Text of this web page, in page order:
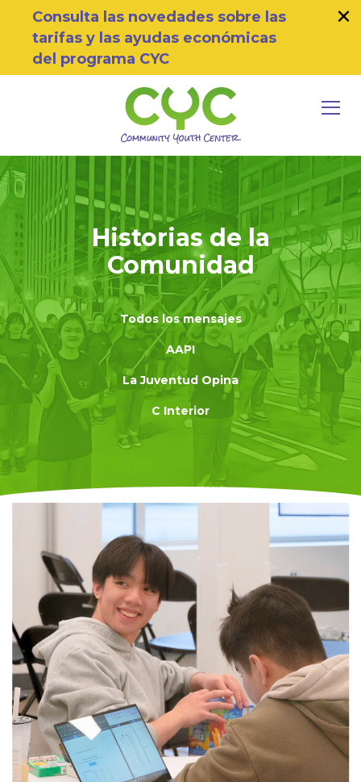
Skip to primary navigation
Skip to main content
Skip to footer
Consulta las novedades sobre las
tarifas y las ayudas económicas
del programa CYC
×
Historias de la
Comunidad
Todos los mensajes
AAPI
La Juventud Opina
C Interior